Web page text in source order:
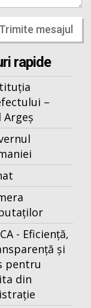
Trimite mesajul
rapide
–
Argeș
- Eficiență,
și
pentru
din